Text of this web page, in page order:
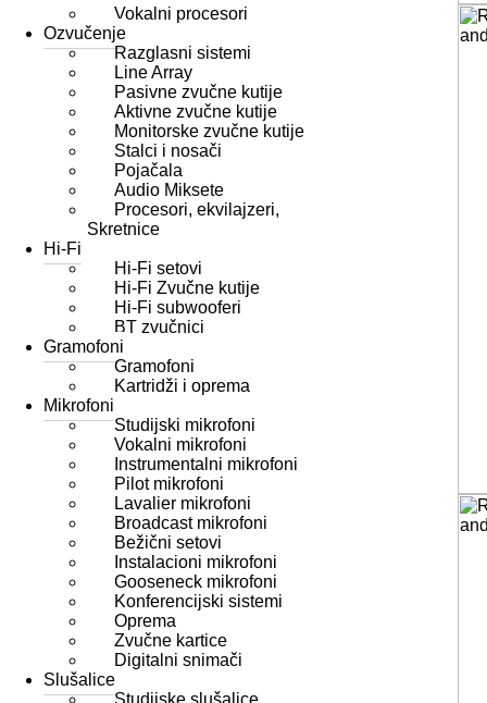
Vokalni procesori
Ozvučenje
Razglasni sistemi
Line Array
Pasivne zvučne kutije
Aktivne zvučne kutije
Monitorske zvučne kutije
Stalci i nosači
Pojačala
Audio Miksete
Procesori, ekvilajzeri,
Skretnice
Hi-Fi
Hi-Fi setovi
Hi-Fi Zvučne kutije
Hi-Fi subwooferi
BT zvučnici
Gramofoni
Gramofoni
Kartridži i oprema
Mikrofoni
Studijski mikrofoni
Vokalni mikrofoni
Instrumentalni mikrofoni
Pilot mikrofoni
Lavalier mikrofoni
Broadcast mikrofoni
Bežični setovi
Instalacioni mikrofoni
Gooseneck mikrofoni
Konferencijski sistemi
Oprema
Zvučne kartice
Digitalni snimači
Slušalice
Studijske slušalice